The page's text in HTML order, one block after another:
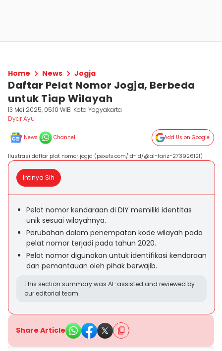
Home News Jogja
Daftar Pelat Nomor Jogja, Berbeda
untuk Tiap Wilayah
13 Mei 2025, 05:10 WIB Kota Yogyakarta
Dyar Ayu
News Channel Add Us on Google
Ilustrasi daftar plat nomor jogja (pexels.com/id-id/@al-fariz-273926121)
Intinya Sih
Pelat nomor kendaraan di DIY memiliki identitas
unik sesuai wilayahnya.
Perubahan dalam penempatan kode wilayah pada
pelat nomor terjadi pada tahun 2020.
Pelat nomor digunakan untuk identifikasi kendaraan
dan pemantauan oleh pihak berwajib.
This section summary was AI-assisted and reviewed by
our editorial team.
Share Article